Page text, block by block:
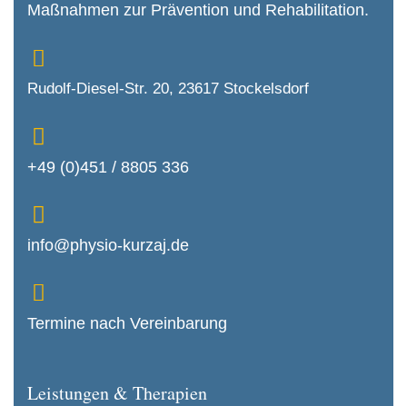
Maßnahmen zur Prävention und Rehabilitation.
Rudolf-Diesel-Str. 20, 23617 Stockelsdorf
+49 (0)451 / 8805 336
info@physio-kurzaj.de
Termine nach Vereinbarung
Leistungen & Therapien